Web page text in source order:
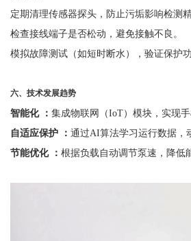
定期清理传感器探头，防止污垢影响检测精
检查接线端子是否松动，避免接触不良。
模拟故障测试（如短时断水），验证保护功
六、技术发展趋势
智能化 ： 集成物联网（IoT）模块，实现手
自适应保护
： 通过AI算法学习运行数据，
节能优化
： 根据负载自动调节泵速，降低